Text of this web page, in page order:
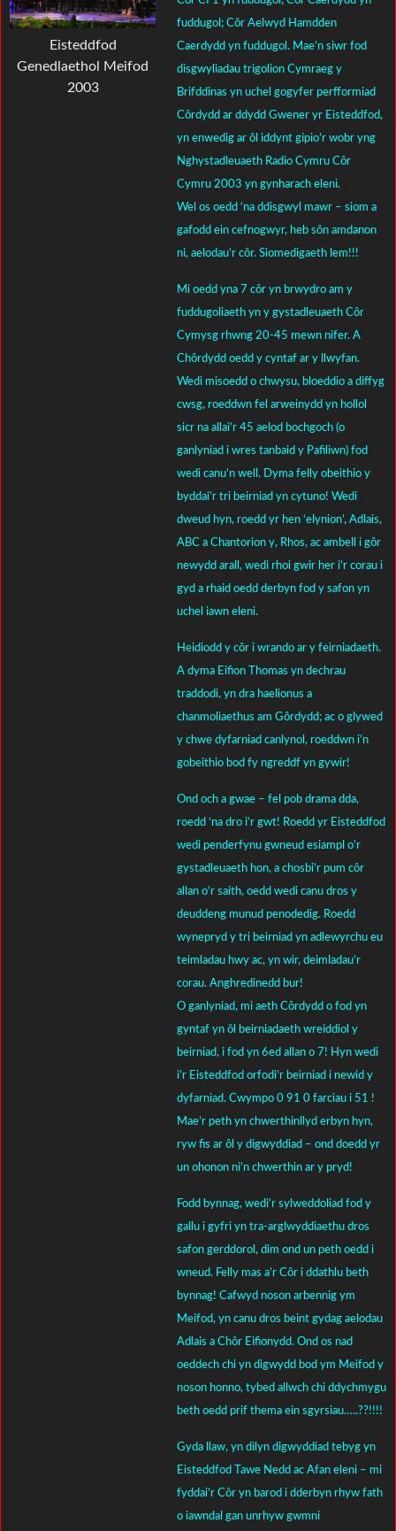
Eisteddfod
Genedlaethol Meifod
2003
fuddugol; Côr Aelwyd Hamdden
Caerdydd yn fuddugol. Mae’n siwr fod
disgwyliadau trigolion Cymraeg y
Brifddinas yn uchel gogyfer perfformiad
Côrdydd ar ddydd Gwener yr Eisteddfod,
yn enwedig ar ôl iddynt gipio’r wobr yng
Nghystadleuaeth Radio Cymru Côr
Cymru 2003 yn gynharach eleni.
Wel os oedd ‘na ddisgwyl mawr – siom a
gafodd ein cefnogwyr, heb sôn amdanon
ni, aelodau’r côr. Siomedigaeth lem!!!
Mi oedd yna 7 côr yn brwydro am y
fuddugoliaeth yn y gystadleuaeth Côr
Cymysg rhwng 20-45 mewn nifer. A
Chôrdydd oedd y cyntaf ar y llwyfan.
Wedi misoedd o chwysu, bloeddio a diffyg
cwsg, roeddwn fel arweinydd yn hollol
sicr na allai’r 45 aelod bochgoch (o
ganlyniad i wres tanbaid y Pafiliwn) fod
wedi canu’n well. Dyma felly obeithio y
byddai’r tri beirniad yn cytuno! Wedi
dweud hyn, roedd yr hen ‘elynion’, Adlais,
ABC a Chantorion y, Rhos, ac ambell i gôr
newydd arall, wedi rhoi gwir her i’r corau i
gyd a rhaid oedd derbyn fod y safon yn
uchel iawn eleni.
Heidiodd y côr i wrando ar y feirniadaeth.
A dyma Eifion Thomas yn dechrau
traddodi, yn dra haelionus a
chanmoliaethus am Gôrdydd; ac o glywed
y chwe dyfarniad canlynol, roeddwn i’n
gobeithio bod fy ngreddf yn gywir!
Ond och a gwae – fel pob drama dda,
roedd ‘na dro i’r gwt! Roedd yr Eisteddfod
wedi penderfynu gwneud esiampl o’r
gystadleuaeth hon, a chosbi’r pum côr
allan o’r saith, oedd wedi canu dros y
deuddeng munud penodedig. Roedd
wynepryd y tri beirniad yn adlewyrchu eu
teimladau hwy ac, yn wir, deimladau’r
corau. Anghredinedd bur!
O ganlyniad, mi aeth Côrdydd o fod yn
gyntaf yn ôl beirniadaeth wreiddiol y
beirniad, i fod yn 6ed allan o 7! Hyn wedi
i’r Eisteddfod orfodi’r beirniad i newid y
dyfarniad. Cwympo 0 91 0 farciau i 51 !
Mae’r peth yn chwerthinllyd erbyn hyn,
ryw fis ar ôl y digwyddiad – ond doedd yr
un ohonon ni’n chwerthin ar y pryd!
Fodd bynnag, wedi’r sylweddoliad fod y
gallu i gyfri yn tra-arglwyddiaethu dros
safon gerddorol, dim ond un peth oedd i
wneud. Felly mas a’r Côr i ddathlu beth
bynnag! Cafwyd noson arbennig ym
Meifod, yn canu dros beint gydag aelodau
Adlais a Chôr Eifionydd. Ond os nad
oeddech chi yn digwydd bod ym Meifod y
noson honno, tybed allwch chi ddychmygu
beth oedd prif thema ein sgyrsiau…..??!!!!
Gyda llaw, yn dilyn digwyddiad tebyg yn
Eisteddfod Tawe Nedd ac Afan eleni – mi
fyddai’r Côr yn barod i dderbyn rhyw fath
o iawndal gan unrhyw gwmni